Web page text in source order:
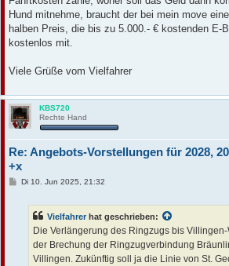
Hund mitnehme, braucht der bei mein move
halben Preis, die bis zu 5.000.- € kostenden E-
kostenlos mit.
Viele Grüße vom Vielfahrer
KBS720
Rechte Hand
Re: Angebots-Vorstellungen für 2028,
+x
BDi 10. Jun 2025, 21:32
Vielfahrerhat geschrieben:
Die Verlängerung des Ringzugs bis
der Brechung der Ringzugverbindung
Villingen. Zukünftig soll ja die Linie von St.